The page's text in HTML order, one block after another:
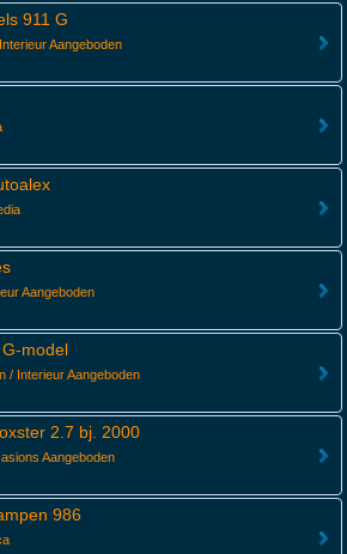
911 G
Aangeboden
Aangeboden
model
/ Interieur Aangeboden
2.7 bj. 2000
Aangeboden
986